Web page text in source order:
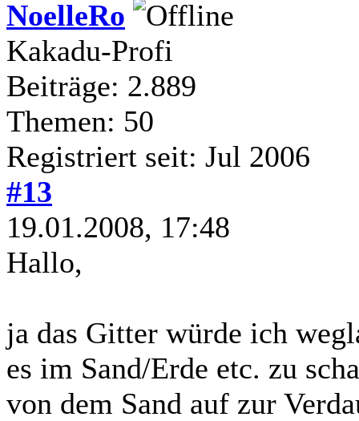
NoelleRo
Kakadu-Profi
Beiträge: 2.889
Themen: 50
Registriert seit: Jul 2006
#13
19.01.2008, 17:48
Hallo,
ja das Gitter würde ich
es im Sand/Erde etc. zu
von dem Sand auf zur